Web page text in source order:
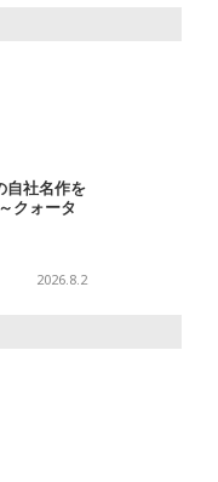
自社名作を
クォータ
2026.8.2